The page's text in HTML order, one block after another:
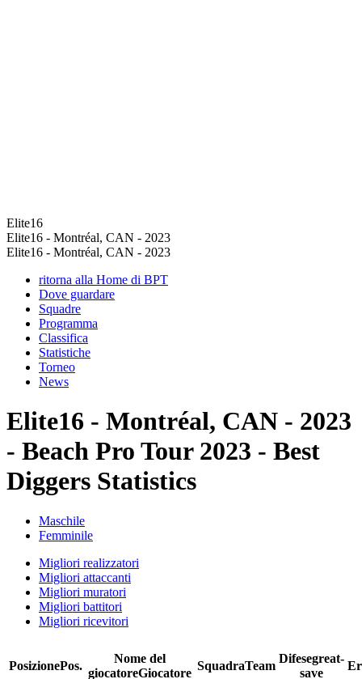
Elite16
Elite16 - Montréal, CAN - 2023
Elite16 - Montréal, CAN - 2023
ritorna alla Home di BPT
Dove guardare
Squadre
Programma
Classifica
Statistiche
Torneo
News
Elite16 - Montréal, CAN - 2023
- Beach Pro Tour 2023 - Best
Diggers Statistics
Maschile
Femminile
Migliori realizzatori
Migliori attaccanti
Migliori muratori
Migliori battitori
Migliori ricevitori
PosizionePos.
Nome del
giocatoreGiocatore
SquadraTeam
Difesegreat-
save